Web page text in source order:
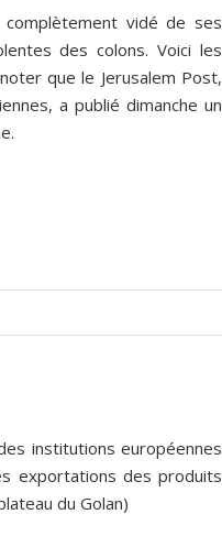
vidé de ses
des colons. Voici les
que le Jerusalem Post,
a publié dimanche un
institutions européennes
exportations des produits
du Golan)